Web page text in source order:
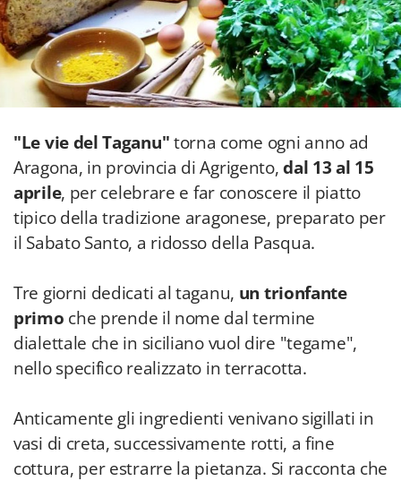
"Le vie del Taganu"torna come ogni anno ad
Aragona, in provincia di Agrigento,dal 13 al 15
aprile, per celebrare e far conoscere il piatto
tipico della tradizione aragonese, preparato per
il Sabato Santo, a ridosso della Pasqua.
Tre giorni dedicati al taganu, un trionfante
primo che prende il nome dal termine
dialettale che in siciliano vuol dire "tegame",
nello specifico realizzato in terracotta.
Anticamente gli ingredienti venivano sigillati in
vasi di creta, successivamente rotti, a fine
cottura, per estrarre la pietanza. Si racconta che